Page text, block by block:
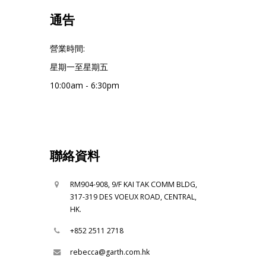
通告
營業時間:
星期一至星期五
10:00am - 6:30pm
聯絡資料
RM904-908, 9/F KAI TAK COMM BLDG,
317-319 DES VOEUX ROAD, CENTRAL,
HK.
+852 2511 2718
rebecca@garth.com.hk